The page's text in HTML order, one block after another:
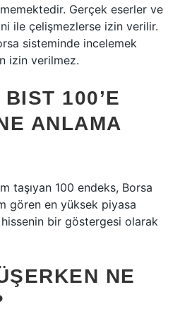
Gerçek eserler ve
ile çelişmezlerse izin verilir.
sisteminde incelemek
izin verilmez.
100’E
ANLAMA
taşıyan 100 endeks, Borsa
gören en yüksek piyasa
bir göstergesi olarak
NE